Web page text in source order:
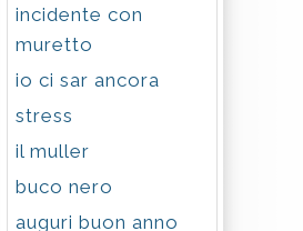
incidente con
muretto
io ci sar ancora
stress
il muller
buco nero
auguri buon anno